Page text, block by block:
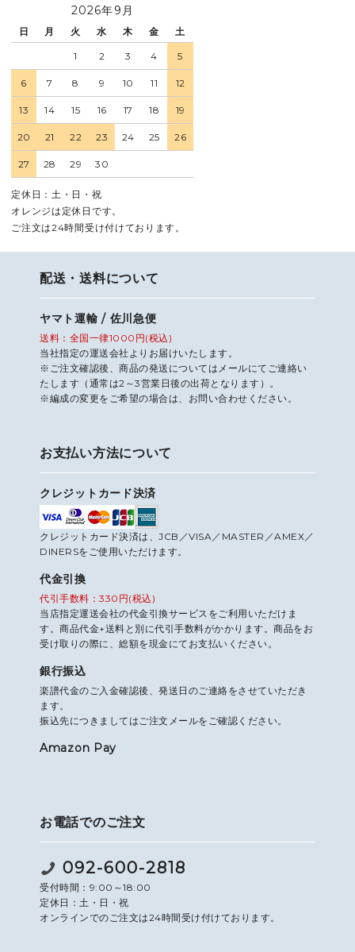
2026年9月
日 月 火 水 木 金 土
1 2 3 4 5
6 7 8 9 10 11 12
13 14 15 16 17 18 19
20 21 22 23 24 25 26
27 28 29 30
定休日：土・日・祝
オレンジは定休日です。
ご注文は24時間受け付けております。
配送・送料について
ヤマト運輸 / 佐川急便
送料：全国一律1000円(税込)
当社指定の運送会社よりお届けいたします。
※ご注文確認後、商品の発送についてはメールにてご連絡い
たします（通常は2～3営業日後の出荷となります）。
※編成の変更をご希望の場合は、お問い合わせください。
お支払い方法について
クレジットカード決済
クレジットカード決済は、JCB／VISA／MASTER／AMEX／
DINERSをご使用いただけます。
代金引換
代引手数料：330円(税込)
当店指定運送会社の代金引換サービスをご利用いただけま
す。商品代金+送料と別に代引手数料がかかります。商品をお
受け取りの際に、総額を現金にてお支払いください。
銀行振込
楽譜代金のご入金確認後、発送日のご連絡をさせていただき
ます。
振込先につきましてはご注文メールをご確認ください。
Amazon Pay
お電話でのご注文
092-600-2818
受付時間：9:00～18:00
定休日：土・日・祝
オンラインでのご注文は24時間受け付けております。